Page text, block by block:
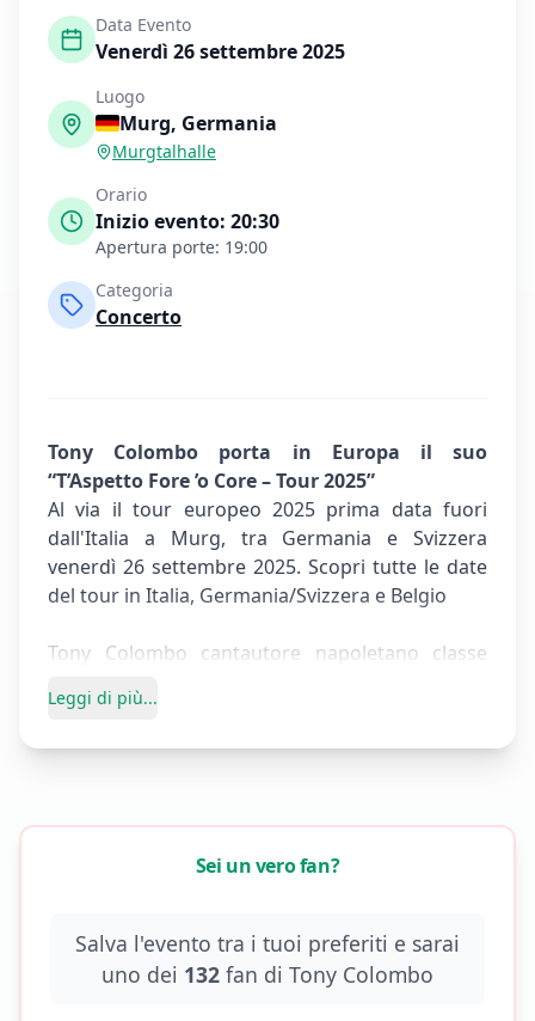
Data Evento
Venerdì 26 settembre 2025
Luogo
Murg, Germania
Murgtalhalle
Orario
Inizio evento: 20:30
Apertura porte: 19:00
Categoria
Concerto
Tony Colombo porta in Europa il suo
“T’Aspetto Fore ’o Core – Tour 2025”
Al via il tour europeo 2025 prima data fuori
dall'Italia a Murg, tra Germania e Svizzera
venerdì 26 settembre 2025. Scopri tutte le date
del tour in Italia, Germania/Svizzera e Belgio
Tony Colombo cantautore napoletano classe
europeo con il tour
unisce tradizione e modernità ed una storia
artistica che parla di costanza e autenticità, è
Nato artisticamente nella musica neomelodica
napoletana, Colombo ha iniziato giovanissimo –
Leggi di più...
Sei un vero fan?
Salva l'evento tra i tuoi preferiti e sarai
uno dei 132 fan di Tony Colombo